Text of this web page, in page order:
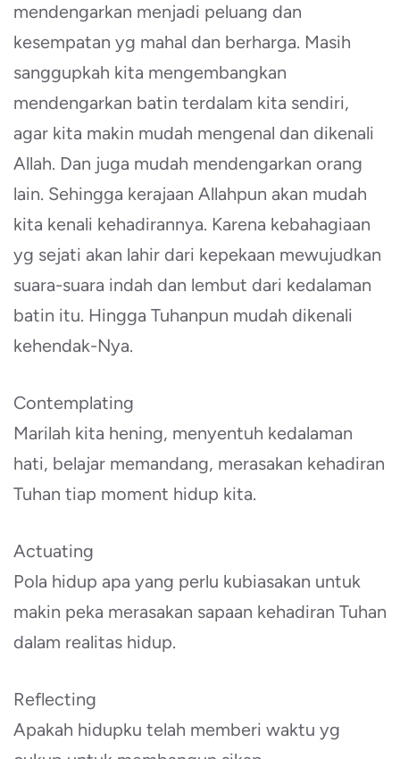
mendengarkan menjadi peluang dan
kesempatan yg mahal dan berharga. Masih
sanggupkah kita mengembangkan
mendengarkan batin terdalam kita sendiri,
agar kita makin mudah mengenal dan dikenali
Allah. Dan juga mudah mendengarkan orang
lain. Sehingga kerajaan Allahpun akan mudah
kita kenali kehadirannya. Karena kebahagiaan
yg sejati akan lahir dari kepekaan mewujudkan
suara-suara indah dan lembut dari kedalaman
batin itu. Hingga Tuhanpun mudah dikenali
kehendak-Nya.
Contemplating
Marilah kita hening, menyentuh kedalaman
hati, belajar memandang, merasakan kehadiran
Tuhan tiap moment hidup kita.
Actuating
Pola hidup apa yang perlu kubiasakan untuk
makin peka merasakan sapaan kehadiran Tuhan
dalam realitas hidup.
Reflecting
Apakah hidupku telah memberi waktu yg